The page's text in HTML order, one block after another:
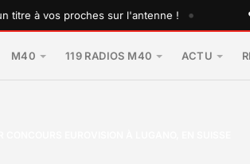
vos proches sur l'antenne ! • ♥
M40 119 RADIOS M40 ACTU